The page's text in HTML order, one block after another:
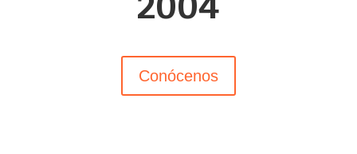
Conócenos